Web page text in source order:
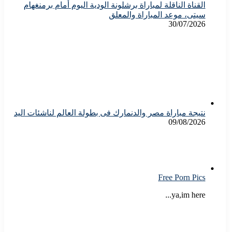
القناة الناقلة لمباراة برشلونة الودية اليوم أمام برمنغهام
سيتى، موعد المباراة والمعلق
30/07/2026
نتيجة مباراة مصر والدنمارك فى بطولة العالم لناشئات اليد
09/08/2026
Free Porn Pics
ya,im here...